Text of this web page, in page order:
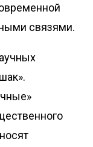
связями.